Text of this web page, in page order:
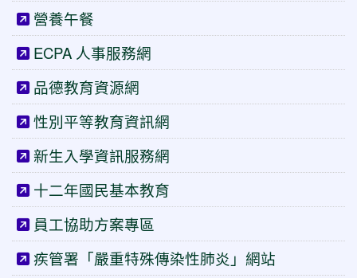
營養午餐
ECPA 人事服務網
品德教育資源網
性別平等教育資訊網
新生入學資訊服務網
十二年國民基本教育
員工協助方案專區
疾管署「嚴重特殊傳染性肺炎」網站